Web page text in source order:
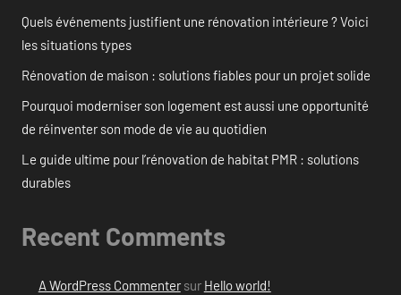
Quels événements justifient une rénovation intérieure ? Voici
les situations types
Rénovation de maison : solutions fiables pour un projet solide
Pourquoi moderniser son logement est aussi une opportunité
de réinventer son mode de vie au quotidien
Le guide ultime pour l’rénovation de habitat PMR : solutions
durables
Recent Comments
A WordPress Commentersur Hello world!